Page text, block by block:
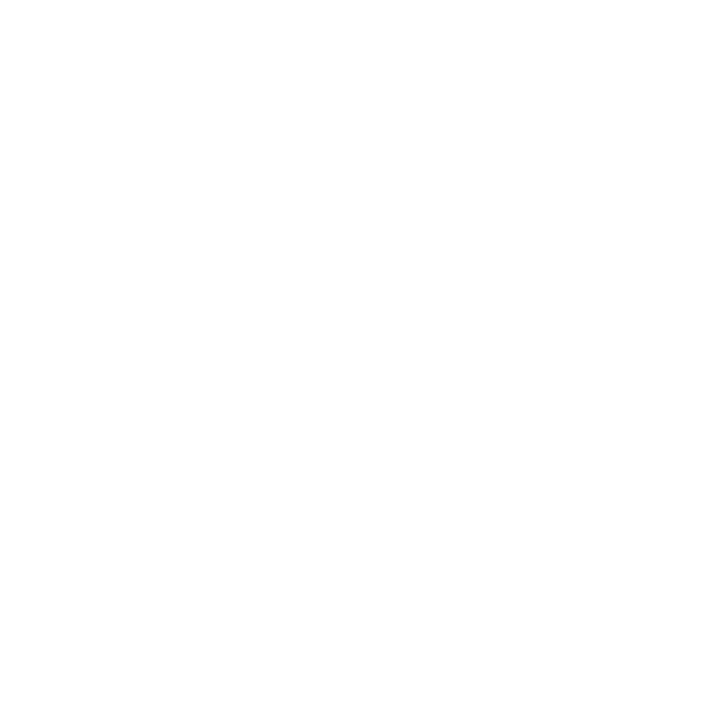
místnost. Venku bazén, terasa na slunění, lehátka a slunečníky zdarma, bar u bazénu, parkoviště (zdarma).
uvedené vybavení)
hotelu. Taxa není zahrnuta v ceně zájezdu a musí být uhrazena klientem přímo na recepci hotelu. Rozsah a kvalita uvedených služeb a
opatření v dané destinaci.